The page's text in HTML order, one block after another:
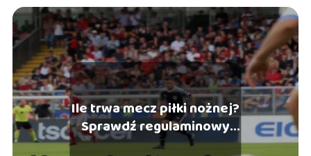
Ile trwa mecz piłki nożnej?
Sprawdź regulaminowy
czas gry